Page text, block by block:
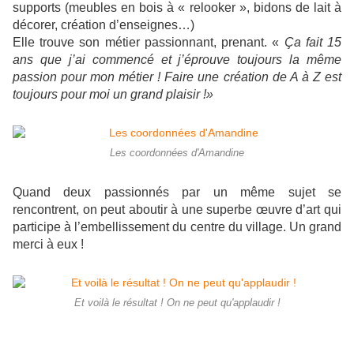
supports (meubles en bois à « relooker », bidons de lait à
décorer, création d’enseignes…)
Elle trouve son métier passionnant, prenant. « Ça fait 15
ans que j’ai commencé et j’éprouve toujours la même
passion pour mon métier ! Faire une création de A à Z est
toujours pour moi un grand plaisir !»
Les coordonnées d'Amandine
Quand deux passionnés par un même sujet se
rencontrent, on peut aboutir à une superbe œuvre d’art qui
participe à l’embellissement du centre du village. Un grand
merci à eux !
Et voilà le résultat ! On ne peut qu'applaudir !